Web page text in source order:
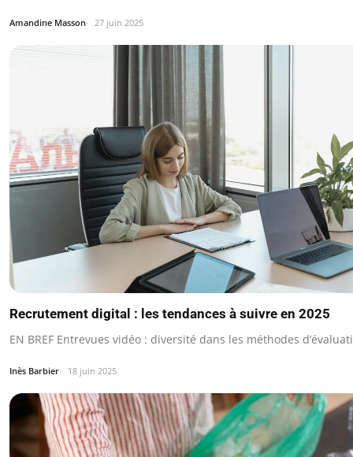
Amandine Masson 27 juin 2025
Recrutement digital : les tendances à suivre en 2025
EN BREF Entrevues vidéo : diversité dans les méthodes
Inès Barbier 18 juin 2025